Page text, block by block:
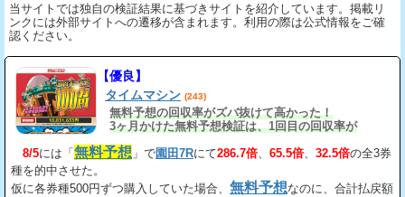
当サイトでは独自の検証結果に基づきサイトを紹介しています。掲載リ
ンクには外部サイトへの遷移が含まれます。利用の際は公式情報をご確
認ください。
【優良】
タイムマシン (243)
無料予想の回収率がズバ抜けて高かった！
3ヶ月かけた無料予想検証は、1回目の回収率が
8/5には「無料予想 」で園田7Rにて286.7倍 65.5倍 32.5倍の全3券
種を的中させた。
仮に各券種500円ずつ購入していた場合、 無料予想なのに、合計払戻額